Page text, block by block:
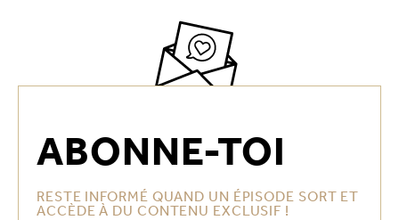
ABONNE-TOI
RESTE INFORMÉ QUAND UN ÉPISODE SORT ET
ACCÈDE À DU CONTENU EXCLUSIF !